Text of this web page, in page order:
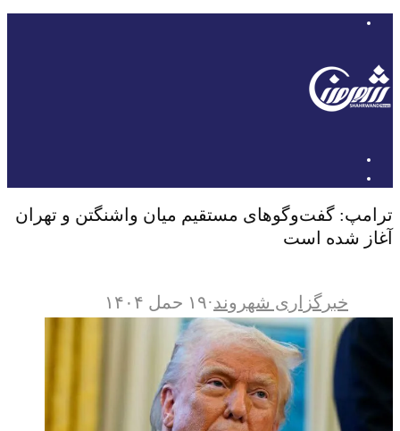
ترامپ: گفت‌وگوهای مستقیم میان واشنگتن و تهران
آغاز شده است
خبرگزاری شهروند·۱۹ حمل ۱۴۰۴